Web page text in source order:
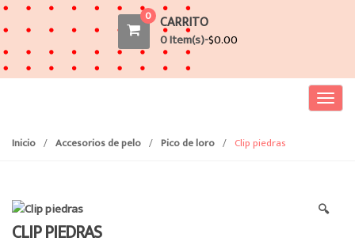
0 CARRITO
0 Item(s)-$0.00
T
n
Inicio / Accesorios de pelo / Pico de loro / Clip piedras
🔍
CLIP PIEDRAS